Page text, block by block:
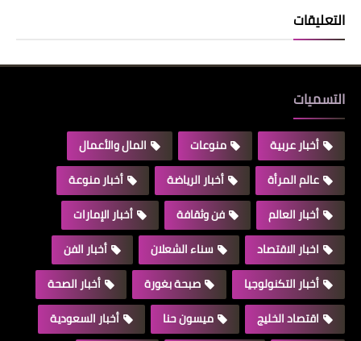
التعليقات
التسميات
أخبار عربية منوعات
المال والأعمال
عالم المرأة
أخبار الرياضة
أخبار منوعة
أخبار العالم
فن وثقافة
أخبار الإمارات
اخبار الاقتصاد
سناء الشعلان
أخبار الفن
أخبار التكنولوجيا
صبحة بغورة
أخبار الصحة
اقتصاد الخليج
ميسون حنا
أخبار السعودية